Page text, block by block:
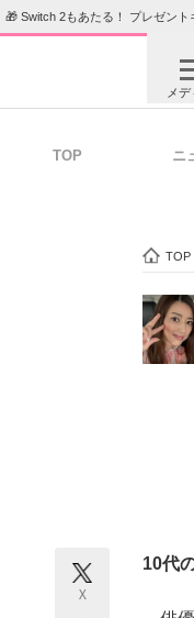
🎁 Switch 2もあたる！ プレゼント
メデ
TOP ニ
TOP
X
10代